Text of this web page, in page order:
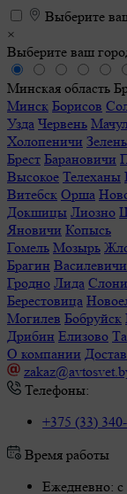
Выберите
×
Выберите ваш
Минская область
Минск Борисов
Узда Червень
Холопеничи
Брест Барановичи
Высокое Телеханы
Витебск Орша
Докшицы Лиозно
Яновичи Копысь
Гомель Мозырь
Брагин Василевичи
Гродно Лида
Берестовица
Могилев Бобруйск
Дрибин Елизово
О компании
Телефоны:
+375 (33)
Время работы
Ежедневно: с